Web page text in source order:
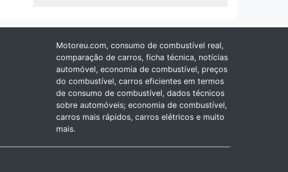
Motoreu.com, consumo de combustível real,
comparação de carros, ficha técnica, notícias
automóvel, economia de combustível, preços
do combustível, carros eficientes em termos
de consumo de combustível, dados técnicos
sobre automóveis; economia de combustível,
carros mais rápidos, carros elétricos e muito
mais.